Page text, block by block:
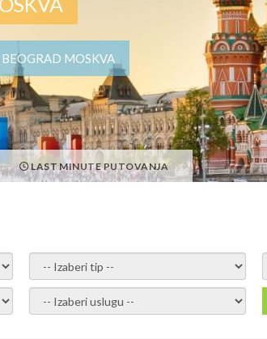
MOSKVA
LAST MINUTE PUTOVANJA
- izaberi tip -
- Izaberite uslugu -